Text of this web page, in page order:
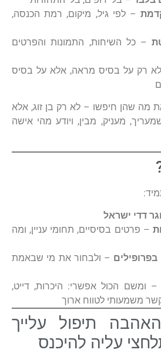
– לפי גיל, מיקום, רמת הכנסה,
– כל השיחות, התמונות והפרטים
רק על בסיס מראה, אלא על בסיס
מה שהן חיפשו – לא רק בן זוג, אלא
מעניק, מבין, ויודע מהי אישה
דדי ישראל
– פרטים בסיסיים, תחומי עניין, ומה
– ולבחור את מי שבאמת
– ומשם הכול אפשרי: היכרות, דייט,
משמעותי לטווח ארוך
תיפול עלייך
עליה להיכנס